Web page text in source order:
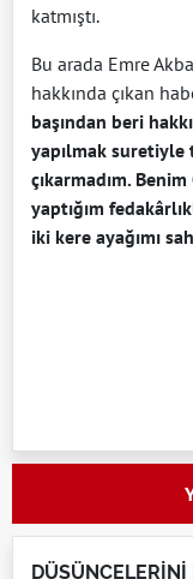
katmıştı.
Bu arada Emre
hakkında çıkan
başından beri
yapılmak suretiyle
çıkarmadım.
yaptığım
iki kere ayağımı
DÜŞÜNCELERİNİ